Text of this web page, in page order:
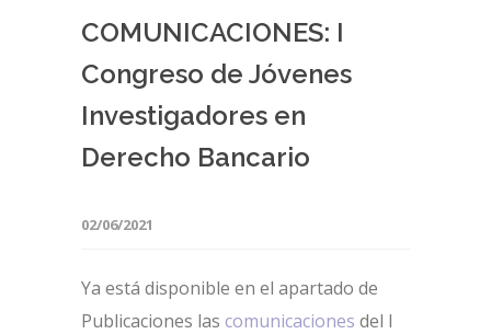
COMUNICACIONES: I
Congreso de Jóvenes
Investigadores en
Derecho Bancario
02/06/2021
Ya está disponible en el apartado de
Publicaciones las comunicaciones del I